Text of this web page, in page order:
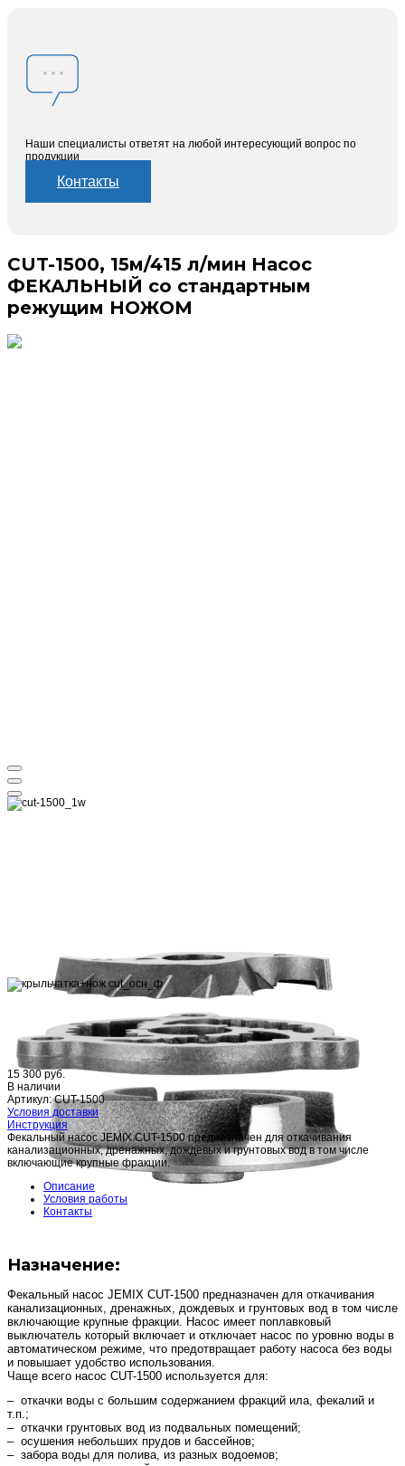
Наши специалисты ответят на любой интересующий вопрос по
продукции
Контакты
CUT-1500, 15м/415 л/мин Насос
ФЕКАЛЬНЫЙ со стандартным
режущим НОЖОМ
15 300 руб.
В наличии
Артикул: CUT-1500
Условия доставки
Инструкция
Фекальный насос JEMIX CUT-1500 предназначен для откачивания
канализационных, дренажных, дождевых и грунтовых вод в том числе
включающие крупные фракции.
Описание
Условия работы
Контакты
Назначение:
Фекальный насос JEMIX CUT-1500 предназначен для откачивания
канализационных, дренажных, дождевых и грунтовых вод в том числе
включающие крупные фракции. Насос имеет поплавковый
выключатель который включает и отключает насос по уровню воды в
автоматическом режиме, что предотвращает работу насоса без воды
и повышает удобство использования.
Чаще всего насос CUT-1500 используется для:
– откачки воды с большим содержанием фракций ила, фекалий и
т.п.;
– откачки грунтовых вод из подвальных помещений;
– осушения небольших прудов и бассейнов;
– забора воды для полива, из разных водоемов;